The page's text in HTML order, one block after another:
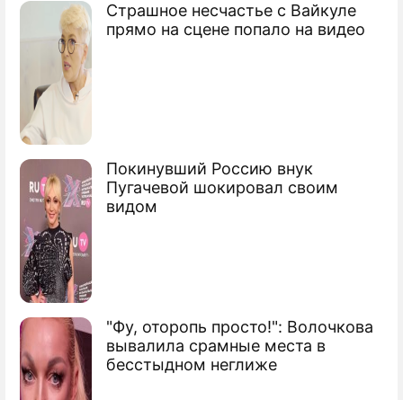
Страшное несчастье с Вайкуле
прямо на сцене попало на видео
Покинувший Россию внук
Пугачевой шокировал своим
видом
"Фу, оторопь просто!": Волочкова
вывалила срамные места в
бесстыдном неглиже